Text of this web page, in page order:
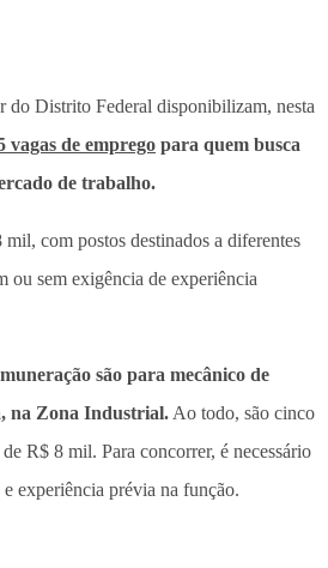
do Distrito Federal disponibilizam, nesta
vagas de emprego para quem busca
de trabalho.
com postos destinados a diferentes
ou sem exigência de experiência
são para mecânico de
na Zona Industrial. Ao todo, são cinco
R$ 8 mil. Para concorrer, é necessário
experiência prévia na função.